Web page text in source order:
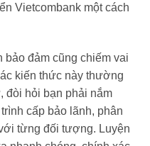
Vietcombank một cách
bảo đảm cũng chiếm vai
kiến thức này thường
đòi hỏi bạn phải nắm
cấp bảo lãnh, phân
từng đối tượng. Luyện